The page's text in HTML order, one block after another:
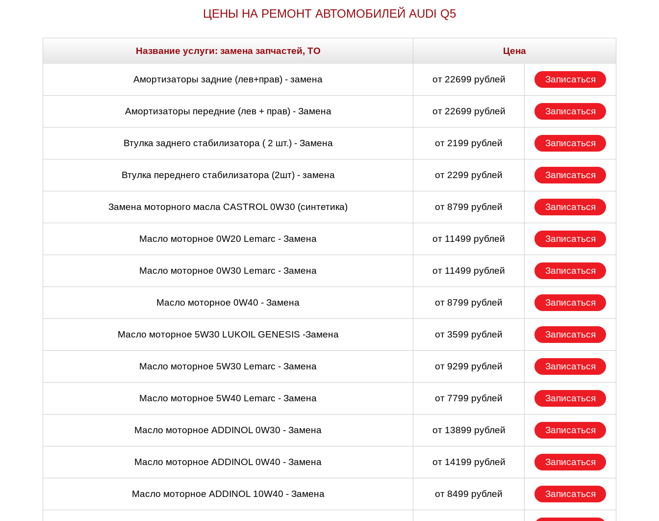
ЦЕНЫ НА РЕМОНТ АВТОМОБИЛЕЙ AUDI Q5
Название услуги: замена запчастей, ТО Цена
Амортизаторы задние (лев+прав) - замена от 22699 рублей Записаться
Амортизаторы передние (лев + прав) - Замена от 22699 рублей Записаться
Втулка заднего стабилизатора ( 2 шт.) - Замена от 2199 рублей Записаться
Втулка переднего стабилизатора (2шт) - замена от 2299 рублей Записаться
Замена моторного масла CASTROL 0W30 (синтетика) от 8799 рублей Записаться
Масло моторное 0W20 Lemarc - Замена от 11499 рублей Записаться
Масло моторное 0W30 Lemarc - Замена от 11499 рублей Записаться
Масло моторное 0W40 - Замена от 8799 рублей Записаться
Масло моторное 5W30 LUKOIL GENESIS -Замена от 3599 рублей Записаться
Масло моторное 5W30 Lemarc - Замена от 9299 рублей Записаться
Масло моторное 5W40 Lemarc - Замена от 7799 рублей Записаться
Масло моторное ADDINOL 0W30 - Замена от 13899 рублей Записаться
Масло моторное ADDINOL 0W40 - Замена от 14199 рублей Записаться
Масло моторное ADDINOL 10W40 - Замена от 8499 рублей Записаться